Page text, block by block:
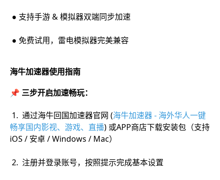
● 支持手游 & 模拟器双端同步加速
● 免费试用，雷电模拟器完美兼容
海牛加速器使用指南
📌 三步开启加速畅玩：
1. 通过海牛回国加速器官网 (海牛加速器 - 海外华人一键
畅享国内影视、游戏、直播) 或APP商店下载安装包（支持
iOS / 安卓 / Windows / Mac）
2. 注册并登录账号，按照提示完成基本设置